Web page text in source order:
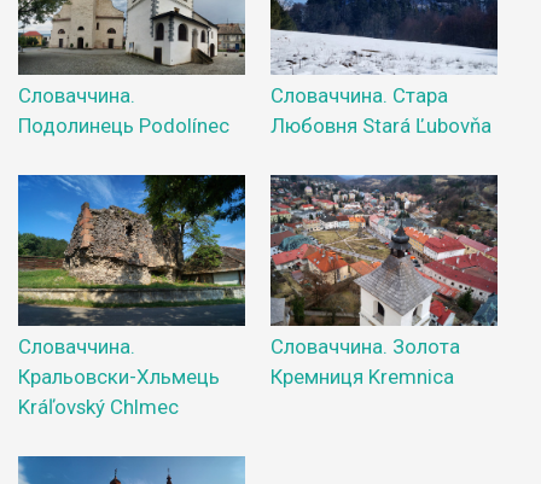
Словаччина.
Подолинець Podolínec
Словаччина. Стара
Любовня Stará Ľubovňa
Словаччина.
Кральовски-Хльмець
Kráľovský Chlmec
Словаччина. Золота
Кремниця Kremnica